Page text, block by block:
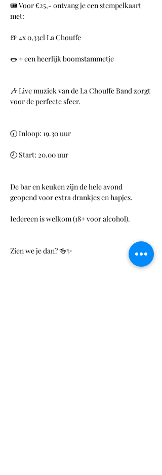
🎟️ Voor €25,- ontvang je een stempelkaart
met:
🍺 4x 0,33cl La Chouffe
🌭 + een heerlijk boomstammetje
🎶 Live muziek van de La Chouffe Band zorgt
voor de perfecte sfeer.
🕢 Inloop: 19.30 uur
🕗 Start: 20.00 uur
De bar en keuken zijn de hele avond
geopend voor extra drankjes en hapjes.
Iedereen is welkom (18+ voor alcohol).
Zien we je dan? 🍻✨